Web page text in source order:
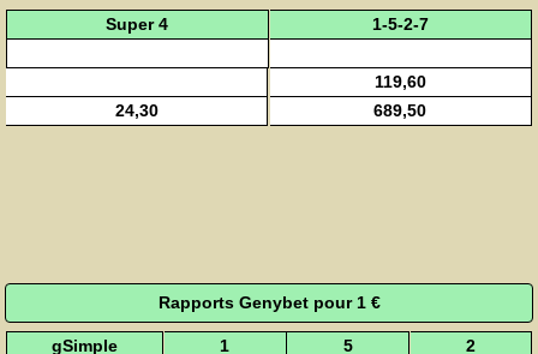
Super 4 1-5-2-7
119,60
24,30
689,50
Rapports Genybet pour 1 €
gSimple 1 5
2